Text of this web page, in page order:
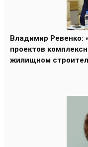
Владимир Ревенко:
проектов
жилищном